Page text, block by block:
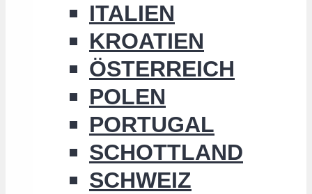
ITALIEN
KROATIEN
ÖSTERREICH
POLEN
PORTUGAL
SCHOTTLAND
SCHWEIZ